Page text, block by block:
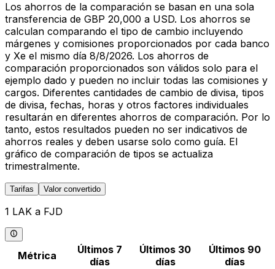
Los ahorros de la comparación se basan en una sola
transferencia de GBP 20,000 a USD. Los ahorros se
calculan comparando el tipo de cambio incluyendo
márgenes y comisiones proporcionados por cada banco
y Xe el mismo día 8/8/2026. Los ahorros de
comparación proporcionados son válidos solo para el
ejemplo dado y pueden no incluir todas las comisiones y
cargos. Diferentes cantidades de cambio de divisa, tipos
de divisa, fechas, horas y otros factores individuales
resultarán en diferentes ahorros de comparación. Por lo
tanto, estos resultados pueden no ser indicativos de
ahorros reales y deben usarse solo como guía. El
gráfico de comparación de tipos se actualiza
trimestralmente.
Tarifas Valor convertido
1 LAK a FJD
Métrica
Últimos 7
días
Últimos 30
días
Últimos 90
días